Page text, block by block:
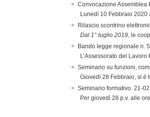
Convocazione Assemblea
Lunedì 10 Febbraio 2020
Rilascio scontrino
Dal 1° luglio 2019 , le
Bando legge regionale n.
L’Assessorato del
Seminario su funzioni,
Giovedì 28 Febbraio, si è
Seminario formativo. 21-
Per giovedì 28 p.v. alle